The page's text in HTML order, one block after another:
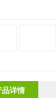
品详情